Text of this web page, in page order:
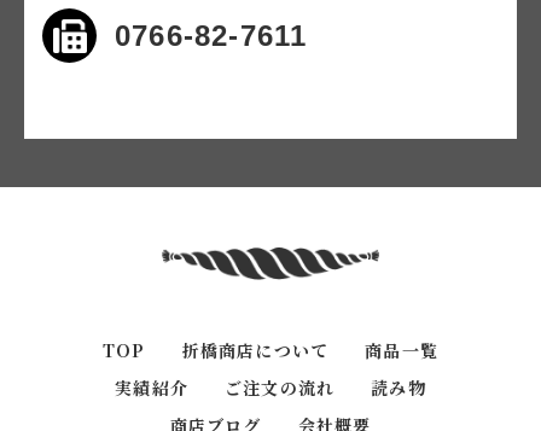
0766-82-7611
TOP 折橋商店について
商品一覧
実績紹介
ご注文の流れ
読み物
商店ブログ
会社概要